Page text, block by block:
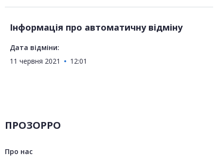
Інформація про автоматичну відміну
Дата відміни:
11 червня 2021
12:01
ПРОЗОРРО
Про нас